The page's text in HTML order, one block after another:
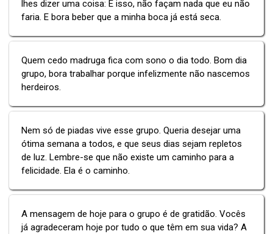
lhes dizer uma coisa: É isso, não façam nada que eu não
faria. E bora beber que a minha boca já está seca.
Quem cedo madruga fica com sono o dia todo. Bom dia
grupo, bora trabalhar porque infelizmente não nascemos
herdeiros.
Nem só de piadas vive esse grupo. Queria desejar uma
ótima semana a todos, e que seus dias sejam repletos
de luz. Lembre-se que não existe um caminho para a
felicidade. Ela é o caminho.
A mensagem de hoje para o grupo é de gratidão. Vocês
já agradeceram hoje por tudo o que têm em sua vida? A